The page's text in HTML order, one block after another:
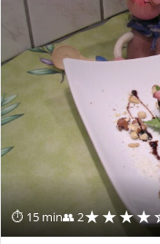
⏱ 15 min👥 2